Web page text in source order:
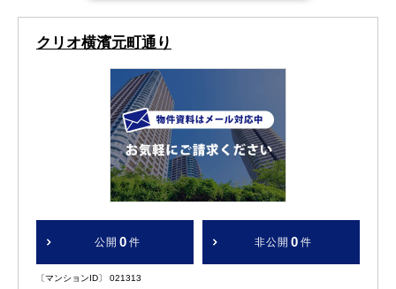
クリオ横濱元町通り
公開 0 件 非公開 0 件
〔マンションID〕 021313